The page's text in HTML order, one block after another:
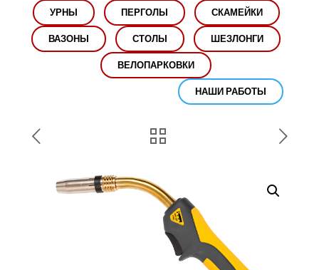
УРНЫ ПЕРГОЛЫ
СКАМЕЙКИ
ВАЗОНЫ
СТОЛЫ
ШЕЗЛОНГИ
ВЕЛОПАРКОВКИ
НАШИ РАБОТЫ